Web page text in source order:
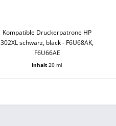
Kompatible Druckerpatrone HP
302XL schwarz, black - F6U68AK,
F6U66AE
Inhalt20 ml